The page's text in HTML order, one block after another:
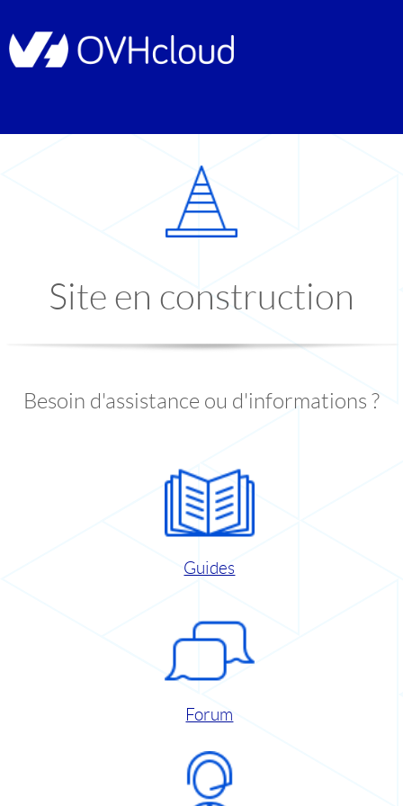
Site en construction
Besoin d'assistance ou d'informations ?
Guides
Forum